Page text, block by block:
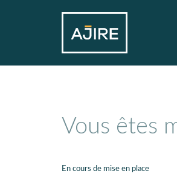
Vous êtes
En cours de mise en place